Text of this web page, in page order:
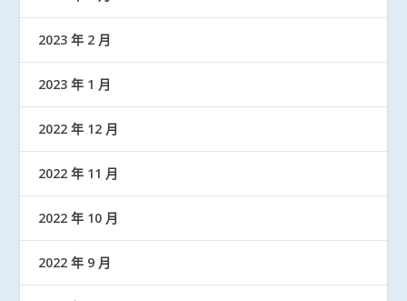
2023 年 2 月
2023 年 1 月
2022 年 12 月
2022 年 11 月
2022 年 10 月
2022 年 9 月